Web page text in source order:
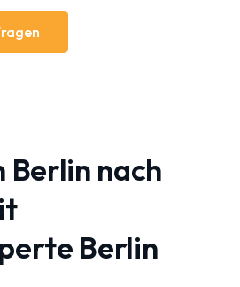
Berlin nach
Berlin